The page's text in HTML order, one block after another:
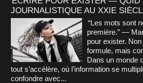
JOURNALISTIQUE AU XXIE
“Les mots sont
première.” —
pour exister.
formule, mais
Dans un monde
tout s’accélère, où l’information se
confondre avec...